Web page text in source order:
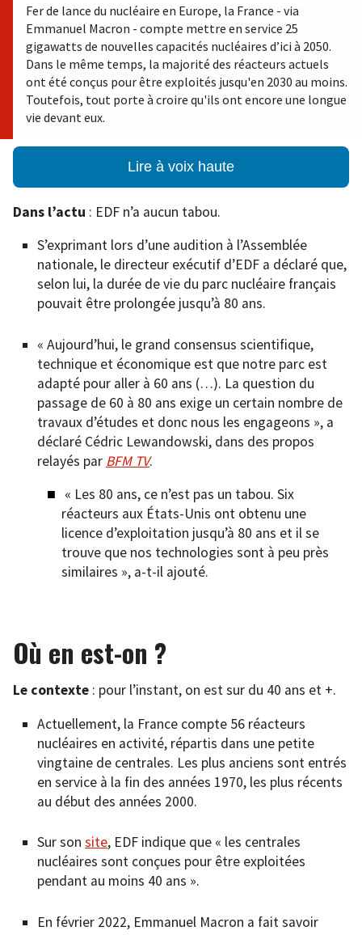
Fer de lance du nucléaire en Europe, la France - via
Emmanuel Macron - compte mettre en service 25
gigawatts de nouvelles capacités nucléaires d’ici à 2050.
Dans le même temps, la majorité des réacteurs actuels
ont été conçus pour être exploités jusqu'en 2030 au moins.
Toutefois, tout porte à croire qu'ils ont encore une longue
vie devant eux.
Lire à voix haute
Dans l’actu : EDF n’a aucun tabou.
S’exprimant lors d’une audition à l’Assemblée
nationale, le directeur exécutif d’EDF a déclaré que,
selon lui, la durée de vie du parc nucléaire français
pouvait être prolongée jusqu’à 80 ans.
« Aujourd’hui, le grand consensus scientifique,
technique et économique est que notre parc est
adapté pour aller à 60 ans (…). La question du
passage de 60 à 80 ans exige un certain nombre de
travaux d’études et donc nous les engageons », a
déclaré Cédric Lewandowski, dans des propos
relayés par BFM TV.
« Les 80 ans, ce n’est pas un tabou. Six
réacteurs aux États-Unis ont obtenu une
licence d’exploitation jusqu’à 80 ans et il se
trouve que nos technologies sont à peu près
similaires », a-t-il ajouté.
Où en est-on ?
Le contexte : pour l’instant, on est sur du 40 ans et +.
Actuellement, la France compte 56 réacteurs
nucléaires en activité, répartis dans une petite
vingtaine de centrales. Les plus anciens sont entrés
en service à la fin des années 1970, les plus récents
au début des années 2000.
Sur son site, EDF indique que « les centrales
nucléaires sont conçues pour être exploitées
pendant au moins 40 ans ».
En février 2022, Emmanuel Macron a fait savoir